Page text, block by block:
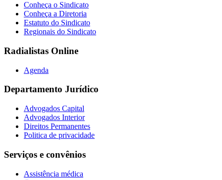
Conheça o Sindicato
Conheça a Diretoria
Estatuto do Sindicato
Regionais do Sindicato
Radialistas Online
Agenda
Departamento Jurídico
Advogados Capital
Advogados Interior
Direitos Permanentes
Politica de privacidade
Serviços e convênios
Assistência médica